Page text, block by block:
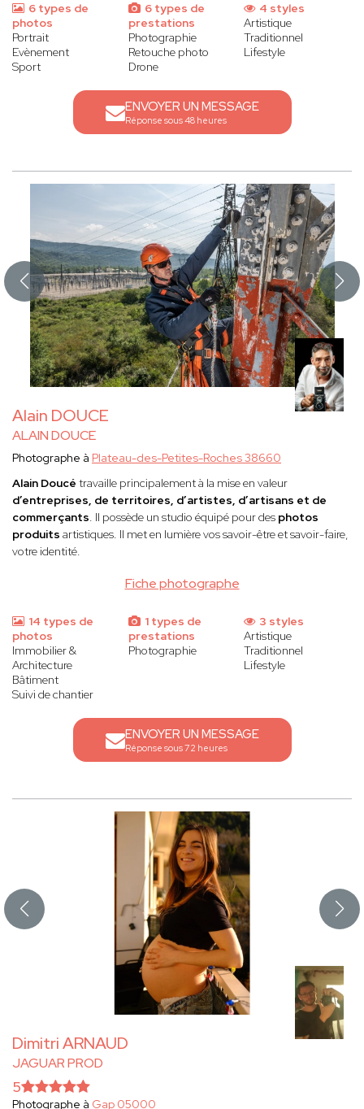
6 types de
photos
Portrait
Evènement
Sport
6 types de
prestations
Photographie
Retouche photo
Drone
4 styles
Artistique
Traditionnel
Lifestyle
ENVOYER UN MESSAGE
Réponse sous 48 heures
Alain DOUCE
ALAIN DOUCE
Fiche photographe
Photographe à Plateau-des-Petites-Roches 38660
Alain Doucé travaille principalement à la mise en valeur
d’entreprises, de territoires, d’artistes, d’artisans et de
commerçants. Il possède un studio équipé pour des photos
produits artistiques. Il met en lumière vos savoir-être et savoir-faire,
votre identité.
14 types de
photos
Immobilier &
Architecture
Bâtiment
Suivi de chantier
1 types de
prestations
Photographie
3 styles
Artistique
Traditionnel
Lifestyle
ENVOYER UN MESSAGE
Réponse sous 72 heures
Dimitri ARNAUD
JAGUAR PROD
5
Photographe à Gap 05000